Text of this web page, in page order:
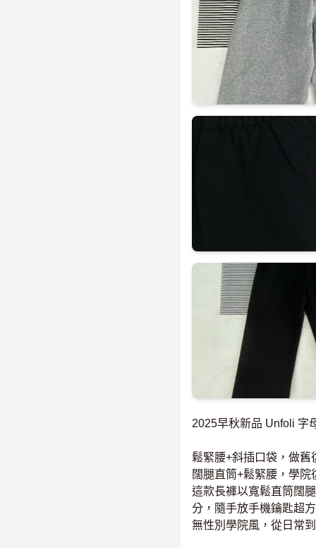
2025早秋新品 Unfoli 字
鬆緊腰+斜插口袋，做舊
闊腿直筒+鬆緊腰，學院
這款長褲以寬鬆直筒闊
分，隨手放手機鑰匙超
無性別學院風，從日常